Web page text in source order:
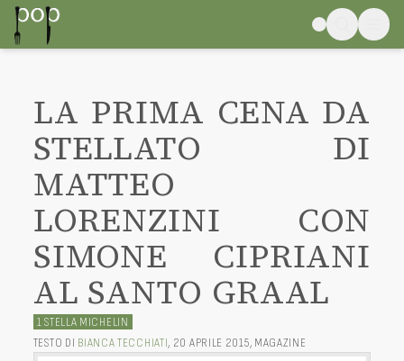
LA PRIMA CENA DA
STELLATO DI
MATTEO
LORENZINI CON
SIMONE CIPRIANI
AL SANTO GRAAL
1 STELLA MICHELIN
TESTO DI BIANCA TECCHIATI, 20 APRILE 2015, MAGAZINE